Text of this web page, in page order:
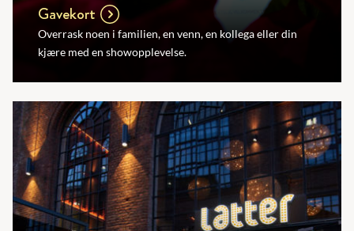
Gavekort
Overrask noen i familien, en venn, en kollega eller din
kjære med en showopplevelse.